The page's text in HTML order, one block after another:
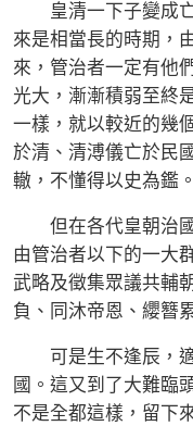
皇清一下子變成亡
來是相當長的時期，
來，管治者一定有他
光大，漸漸積弱至終
一樣，就以較近的幾
於清、清溥儀亡於民
轍，不懂得以史為鑑。
但在各代皇朝治國
由管治者以下的一大
武略及徵集眾議共輔
負、同沐帝恩、纓簪
可是生不逢辰，適
國。這又到了大難臨
不是全都這樣，留下